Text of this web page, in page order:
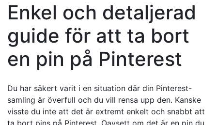
Enkel och detaljerad
guide för att ta bort
en pin på Pinterest
Du har säkert varit i en situation där din Pinterest-
samling är överfull och du vill rensa upp den. Kanske
visste du inte att det är extremt enkelt och snabbt att
ta bort pins på Pinterest. Oavsett om det är en pin du